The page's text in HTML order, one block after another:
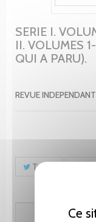
Ce
SERIE I.
II. VOLUMES
QUI A PARU).
REVUE
Tweet